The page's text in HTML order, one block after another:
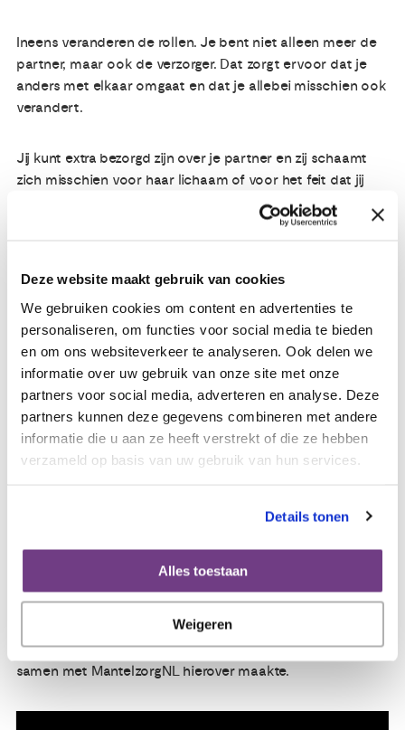
Deze website maakt gebruik van cookies
We gebruiken cookies om content en advertenties te
personaliseren, om functies voor social media te bieden
en om ons websiteverkeer te analyseren. Ook delen we
informatie over uw gebruik van onze site met onze
partners voor social media, adverteren en analyse. Deze
partners kunnen deze gegevens combineren met andere
informatie die u aan ze heeft verstrekt of die ze hebben
verzameld op basis van uw gebruik van hun services.
Details tonen
Alles toestaan
Weigeren
Ineens veranderen de rollen. Je bent niet alleen meer de
partner, maar ook de verzorger. Dat zorgt ervoor dat je
anders met elkaar omgaat en dat je allebei misschien ook
verandert.
Jij kunt extra bezorgd zijn over je partner en zij schaamt
zich misschien voor haar lichaam of voor het feit dat jij
niet zo eenvoudig.
Het kan bijvoorbeeld helpen om de taken als
mantelzorger echt los te zien van jouw rol als partner. Je
kunt bijvoorbeeld iets anders aantrekken tijdens de
verzorging of deze niet in de slaapkamer doen. Het is ook
goed om te weten dat je niet alle zorgtaken op je hoeft te
nemen. Voor bijvoorbeeld het verwisselen van
incontinentiemateriaal of katheters kun je ook
Meer informatie en goede tips
vind je op sickandsex.nl
Bekijk ook de animatievideo hieronder, die Sick and Seks
samen met MantelzorgNL hierover maakte.